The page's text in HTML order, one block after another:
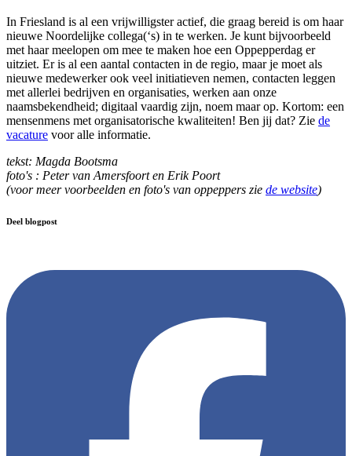
In Friesland is al een vrijwilligster actief, die graag bereid is om haar
nieuwe Noordelijke collega(‘s) in te werken. Je kunt bijvoorbeeld
met haar meelopen om mee te maken hoe een Oppepperdag er
uitziet. Er is al een aantal contacten in de regio, maar je moet als
nieuwe medewerker ook veel initiatieven nemen, contacten leggen
met allerlei bedrijven en organisaties, werken aan onze
naamsbekendheid; digitaal vaardig zijn, noem maar op. Kortom: een
mensenmens met organisatorische kwaliteiten! Ben jij dat? Zie de
vacature voor alle informatie.
tekst: Magda Bootsma
foto's : Peter van Amersfoort en Erik Poort
(voor meer voorbeelden en foto's van oppeppers zie de website)
Deel blogpost